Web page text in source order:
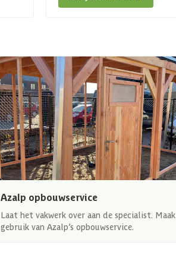
Azalp opbouwservice
Laat het vakwerk over aan de specialist. Maak
gebruik van Azalp’s opbouwservice.